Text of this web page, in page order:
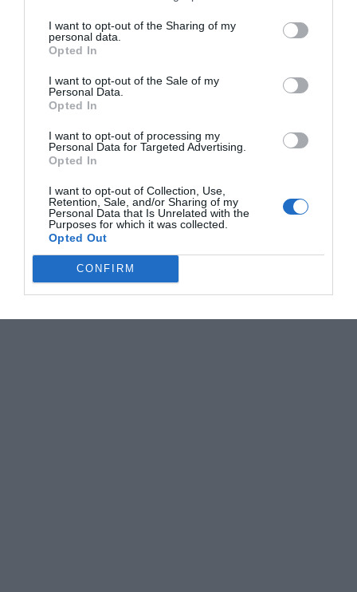
I want to opt-out of the Sharing of my
personal data.
Opted In
I want to opt-out of the Sale of my
Personal Data.
Opted In
I want to opt-out of processing my
Personal Data for Targeted Advertising.
Opted In
I want to opt-out of Collection, Use,
Retention, Sale, and/or Sharing of my
Personal Data that Is Unrelated with the
Purposes for which it was collected.
Opted Out
CONFIRM